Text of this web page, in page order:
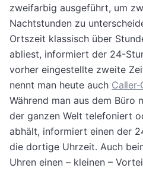
zweifarbig ausgeführt, um
Nachtstunden zu
Ortszeit klassisch über
abliest, informiert der 24-
vorher eingestellte zweite
nennt man heute auch
Während man aus dem Büro
der ganzen Welt telefoniert
abhält, informiert einen der
die dortige Uhrzeit. Auch
Uhren einen – kleinen –